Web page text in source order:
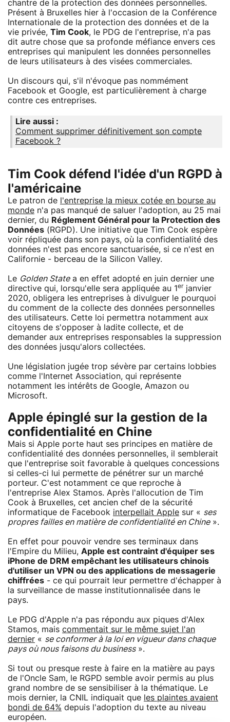
chantre de la protection des données personnelles.
Présent à Bruxelles hier à l'occasion de la Conférence
Internationale de la protection des données et de la
vie privée, Tim Cook, le PDG de l'entreprise, n'a pas
dit autre chose que sa profonde méfiance envers ces
entreprises qui manipulent les données personnelles
de leurs utilisateurs à des visées commerciales.
Un discours qui, s'il n'évoque pas nommément
Facebook et Google, est particulièrement à charge
contre ces entreprises.
Lire aussi :
Comment supprimer définitivement son compte
Facebook ?
Tim Cook défend l'idée d'un RGPD à
l'américaine
Le patron de
l'entreprise la mieux cotée en bourse au
monde n'a pas manqué de saluer l'adoption, au 25 mai
dernier, du Réglement Général pour la Protection des
Données (RGPD). Une initiative que Tim Cook espère
voir répliquée dans son pays, où la confidentialité des
données n'est pas encore sanctuarisée, si ce n'est en
Californie - berceau de la Silicon Valley.
Le Golden Statea en effet adopté en juin dernier une
directive qui, lorsqu'elle sera appliquée au 1 er janvier
2020, obligera les entreprises à divulguer le pourquoi
du comment de la collecte des données personnelles
des utilisateurs. Cette loi permettra notamment aux
citoyens de s'opposer à ladite collecte, et de
demander aux entreprises responsables la suppression
des données jusqu'alors collectées.
Une législation jugée trop sévère par certains lobbies
comme l'Internet Association, qui représente
notamment les intérêts de Google, Amazon ou
Microsoft.
Apple épinglé sur la gestion de la
confidentialité en Chine
Mais si Apple porte haut ses principes en matière de
confidentialité des données personnelles, il semblerait
que l'entreprise soit favorable à quelques concessions
si celles-ci lui permette de pénétrer sur un marché
porteur. C'est notamment ce que reproche à
l'entreprise Alex Stamos. Après l'allocution de Tim
Cook à Bruxelles, cet ancien chef de la sécurité
informatique de Facebook interpellait Apple sur « ses
propres failles en matière de confidentialité en Chine».
En effet pour pouvoir vendre ses terminaux dans
l'Empire du Milieu, Apple est contraint d'équiper ses
iPhone de DRM empêchant les utilisateurs chinois
d'utiliser un VPN ou des applications de messagerie
chiffrées - ce qui pourrait leur permettre d'échapper à
la surveillance de masse institutionnalisée dans le
pays.
Le PDG d'Apple n'a pas répondu aux piques d'Alex
Stamos, mais commentait sur le même sujet l'an
dernier « se conformer à la loi en vigueur dans chaque
pays où nous faisons du business».
Si tout ou presque reste à faire en la matière au pays
de l'Oncle Sam, le RGPD semble avoir permis au plus
grand nombre de se sensibiliser à la thématique. Le
mois dernier, la CNIL indiquait que les plaintes avaient
bondi de 64% depuis l'adoption du texte au niveau
européen.